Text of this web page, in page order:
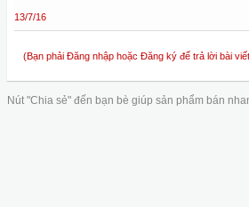
13/7/16
(Bạn phải Đăng nhập hoặc Đăng ký để trả lời bài
Nút "Chia sẻ" đến bạn bè giúp sản phẩm bán